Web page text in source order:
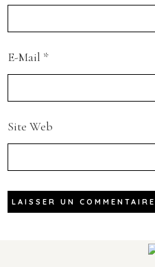
E-Mail *
Site Web